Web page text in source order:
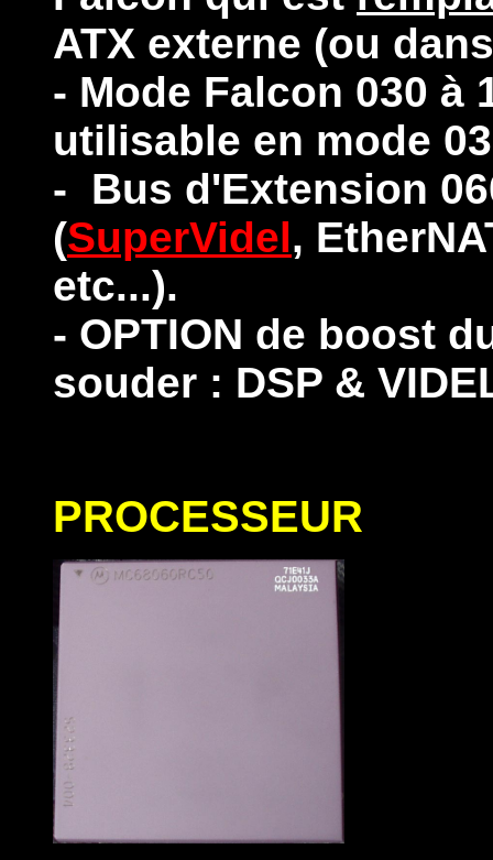
ATX externe (ou
- Mode Falcon 030 à
utilisable en mode
- Bus d'Extension
(SuperVidel,
etc...).
- OPTION de boost
souder : DSP &
PROCESSEUR